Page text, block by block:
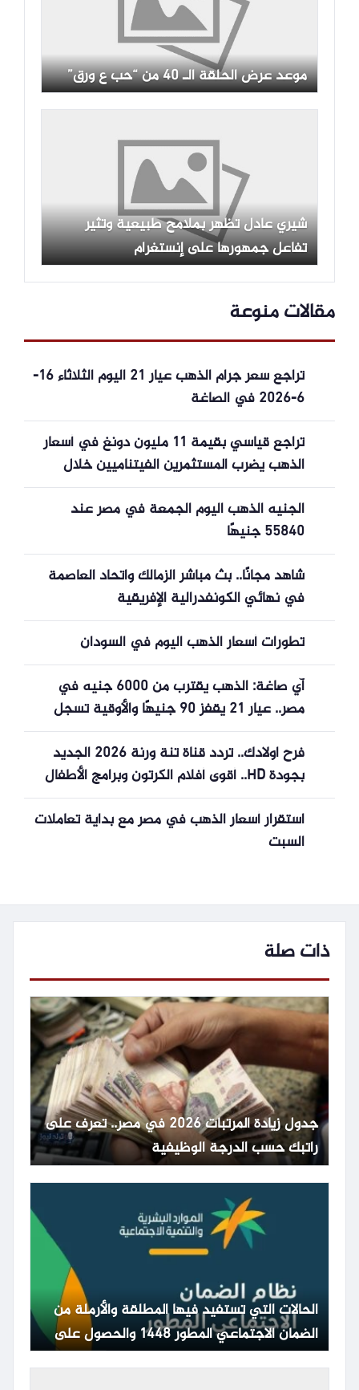
موعد عرض الحلقة الـ 40 من “حب ع ورق”
شيري عادل تظهر بملامح طبيعية وتثير
تفاعل جمهورها على إنستغرام
مقالات منوعة
تراجع سعر جرام الذهب عيار 21 اليوم الثلاثاء 16-
6-2026 في الصاغة
تراجع قياسي بقيمة 11 مليون دونغ في أسعار
الذهب يضرب المستثمرين الفيتناميين خلال
أسبوعين
الجنيه الذهب اليوم الجمعة في مصر عند
55840 جنيهًا
شاهد مجانًا.. بث مباشر الزمالك واتحاد العاصمة
في نهائي الكونفدرالية الإفريقية
تطورات أسعار الذهب اليوم في السودان
آي صاغة: الذهب يقترب من 6000 جنيه في
مصر.. عيار 21 يقفز 90 جنيهًا والأوقية تسجل
أعلى مستوى في أسبوعين
فرح اولادك.. تردد قناة تنة ورنة 2026 الجديد
بجودة HD.. أقوى أفلام الكرتون وبرامج الأطفال
استقرار أسعار الذهب في مصر مع بداية تعاملات
السبت
ذات صلة
جدول زيادة المرتبات 2026 في مصر.. تعرف على
راتبك حسب الدرجة الوظيفية
الحالات التي تستفيد فيها المطلقة والأرملة من
الضمان الاجتماعي المطور 1448 والحصول على
المعاش